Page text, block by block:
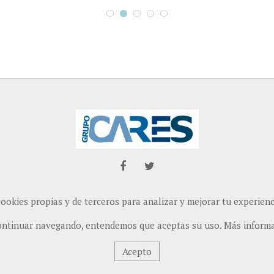
propias y de terceros para analizar y mejorar tu
navegando, entendemos que aceptas su uso. Más
Acepto